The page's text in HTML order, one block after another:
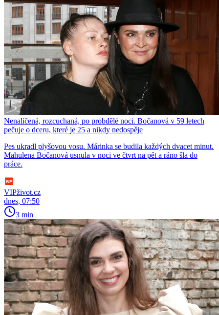
Nenalíčená, rozcuchaná, po probdělé noci. Bočanová v 59 letech
pečuje o dceru, které je 25 a nikdy nedospěje
Pes ukradl plyšovou vosu. Márinka se budila každých dvacet minut.
Mahulena Bočanová usnula v noci ve čtvrt na pět a ráno šla do
práce.
VIPživot.cz
dnes, 07:50
3 min